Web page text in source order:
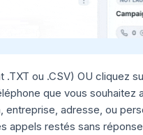
.TXT ou .CSV) OU cliquez
que vous souhaitez
adresse, ou
appels restés sans